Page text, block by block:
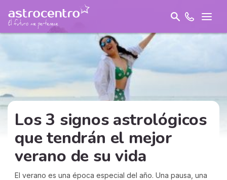
Los 3 signos astrológicos
que tendrán el mejor
verano de su vida
El verano es una época especial del año. Una pausa, una